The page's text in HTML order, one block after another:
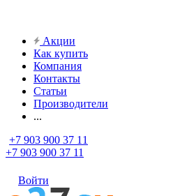
Акции
Как купить
Компания
Контакты
Статьи
Производители
...
+7 903 900 37 11
+7 903 900 37 11
Войти